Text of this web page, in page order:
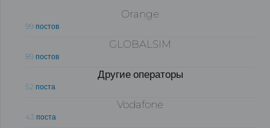
Orange
99 постов
GLOBALSIM
89 постов
Другие операторы
52 поста
Vodafone
43 поста